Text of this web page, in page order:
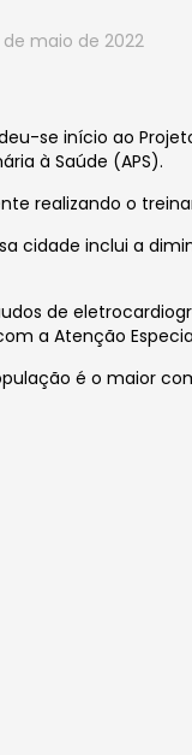
de maio de 2022
se início ao
à Saúde (APS).
realizando o
cidade inclui a
de
a Atenção
é o maior